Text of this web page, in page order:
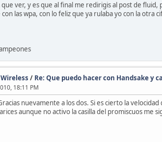
ver, y es que al final me redirigis al post de
las wpa, con lo feliz que ya rulaba yo con la otra
/ Re: Que puedo hacer con Handsake y
18:11 PM
nuevamente a los dos. Si es cierto la
aunque no activo la casilla del promiscuos me